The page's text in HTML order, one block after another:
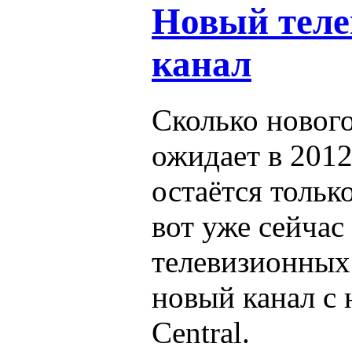
Новый
канал
Сколько
ожидает в
остаётся
вот уже
новый канал с
Central.